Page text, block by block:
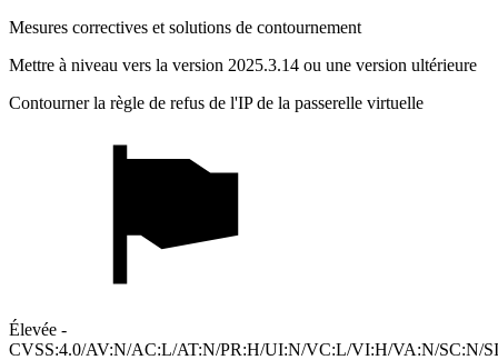
Mesures correctives et solutions de contournement
Mettre à niveau vers la version 2025.3.14 ou une version ultérieure
Contourner la règle de refus de l'IP de la passerelle virtuelle
Élevée -
CVSS:4.0/AV:N/AC:L/AT:N/PR:H/UI:N/VC:L/VI:H/VA:N/SC:N/